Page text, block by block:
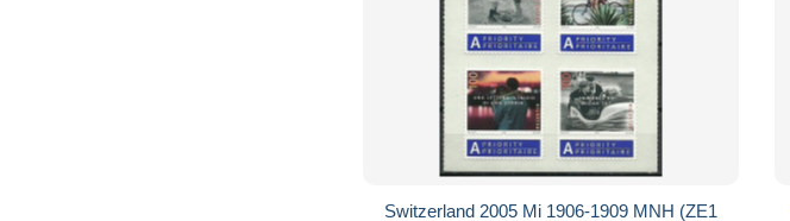
Switzerland 2005 Mi 1906-1909 MNH (ZE1